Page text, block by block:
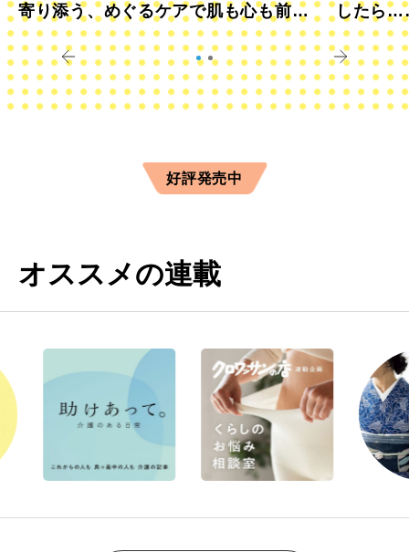
寄り添う、めぐるケアで肌も心も前向
きに
したら
すか？
好評発売中
オススメの連載